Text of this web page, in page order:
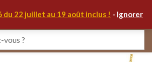
du 22 juillet au 19 août inclus ! - Ignorer
Identifiez-vous